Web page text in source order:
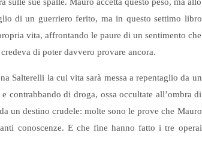
di un guerriero ferito, ma in questo settimo libro
vita, affrontando le paure di un sentimento che
di poter davvero provare ancora.
Salterelli la cui vita sarà messa a repentaglio da un
contrabbando di droga, ossa occultate all’ombra di
un destino crudele: molte sono le prove che Mauro
conoscenze. E che fine hanno fatto i tre operai